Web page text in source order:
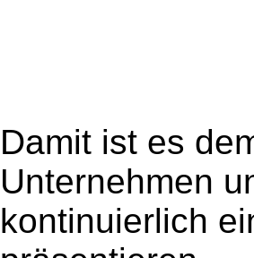
Damit ist es
Unternehmen
kontinuierlich